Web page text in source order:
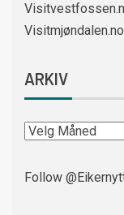
Visitmjøndalen.no
ARKIV
Follow